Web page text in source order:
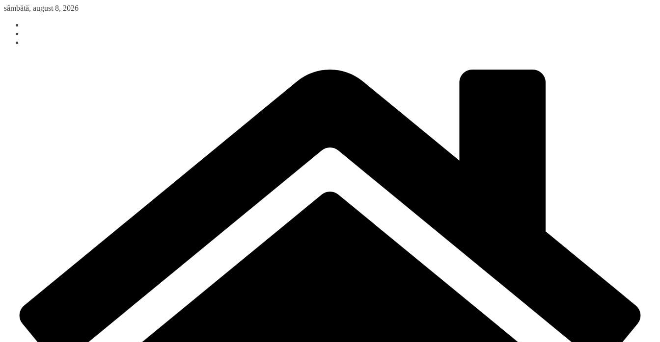
Sari
conținut
sâmbătă, august 8, 2026